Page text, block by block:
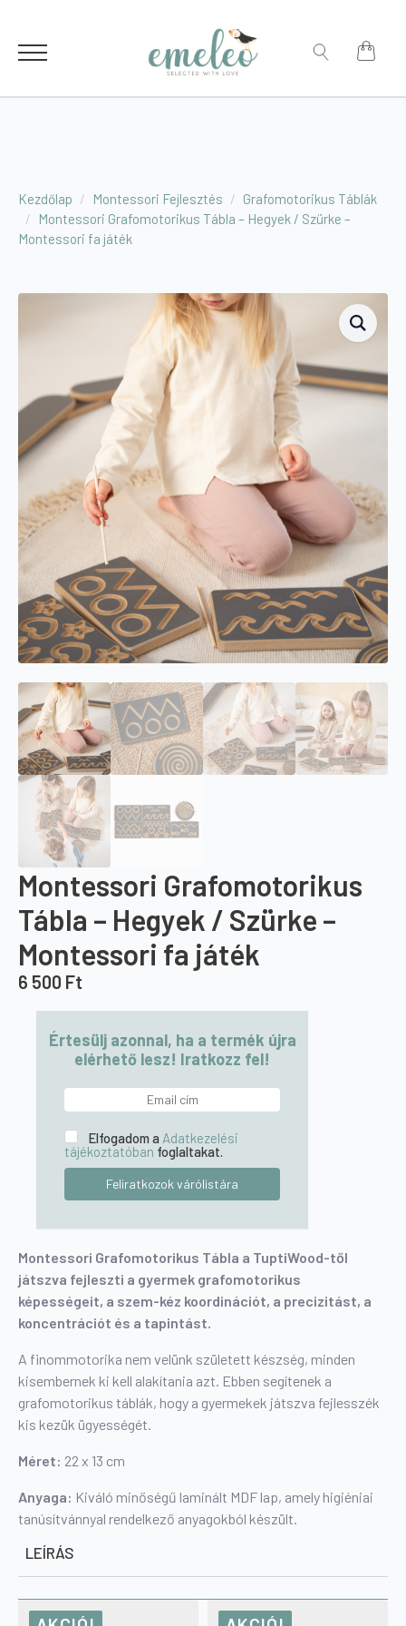
Kezdőlap Montessori Fejlesztés
Grafomotorikus Táblák
Montessori Grafomotorikus Tábla – Hegyek / Szürke –
Montessori fa játék
Montessori Grafomotorikus
Tábla – Hegyek / Szürke –
Montessori fa játék
6 500 Ft
Értesülj azonnal, ha a termék újra
elérhető lesz! Iratkozz fel!
Elfogadom a Adatkezelési
tájékoztatóban foglaltakat.
Montessori Grafomotorikus Tábla a TuptiWood-től
játszva fejleszti a gyermek grafomotorikus
képességeit, a szem-kéz koordinációt, a precizitást, a
koncentrációt és a tapintást.
A finommotorika nem velünk született készség, minden
kisembernek ki kell alakítania azt. Ebben segítenek a
grafomotorikus táblák, hogy a gyermekek játszva fejlesszék
kis kezük ügyességét.
Méret: 22 x 13 cm
Anyaga: Kiváló minőségű laminált MDF lap, amely higiéniai
tanúsítvánnyal rendelkező anyagokból készült.
LEÍRÁS